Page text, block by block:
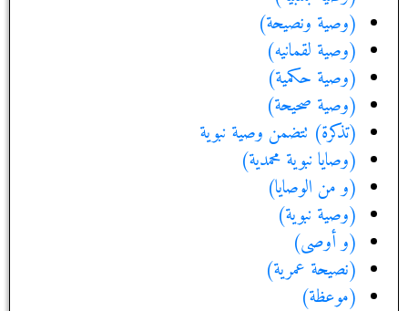
(وصية ونصيحة)
(وصية لقمانيه)
(وصية حكمية)
(وصية صحيحة)
(تذكرة) تتضمن وصية نبوية
(وصايا نبوية محمدية)
(و من الوصايا)
(وصية نبوية)
(و أوصى)
(نصيحة عمرية)
(موعظة)